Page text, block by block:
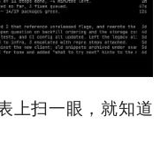
上扫一眼，就知道